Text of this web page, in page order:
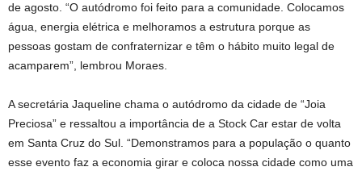
de agosto. “O autódromo foi feito para a comunidade. Colocamos
água, energia elétrica e melhoramos a estrutura porque as
pessoas gostam de confraternizar e têm o hábito muito legal de
acamparem”, lembrou Moraes.
A secretária Jaqueline chama o autódromo da cidade de “Joia
Preciosa” e ressaltou a importância de a Stock Car estar de volta
em Santa Cruz do Sul. “Demonstramos para a população o quanto
esse evento faz a economia girar e coloca nossa cidade como uma